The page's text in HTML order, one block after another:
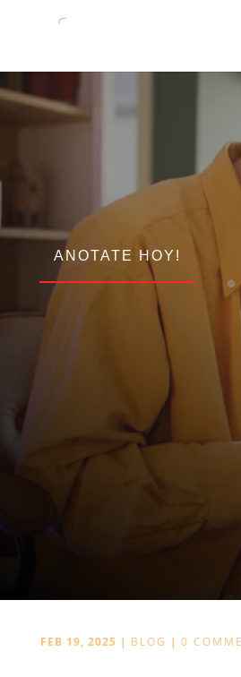
ANOTATE HOY!
CLASE DE
PRUEBA
FEB 19, 2025 | BLOG | 0